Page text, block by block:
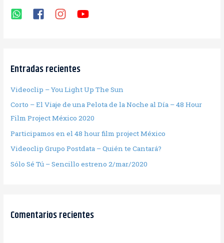
Entradas recientes
Videoclip – You Light Up The Sun
Corto – El Viaje de una Pelota de la Noche al Día – 48 Hour
Film Project México 2020
Participamos en el 48 hour film project México
Videoclip Grupo Postdata – Quién te Cantará?
Sólo Sé Tú – Sencillo estreno 2/mar/2020
Comentarios recientes